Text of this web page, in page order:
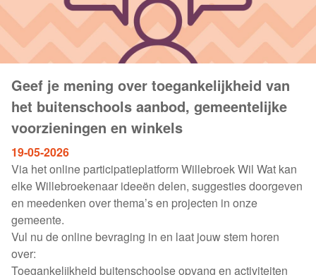
Geef je mening over toegankelijkheid van
het buitenschools aanbod, gemeentelijke
voorzieningen en winkels
19-05-2026
Via het online participatieplatform Willebroek Wil Wat kan
elke Willebroekenaar ideeën delen, suggesties doorgeven
en meedenken over thema’s en projecten in onze
gemeente.
Vul nu de online bevraging in en laat jouw stem horen
over:
Toegankelijkheid buitenschoolse opvang en activiteiten